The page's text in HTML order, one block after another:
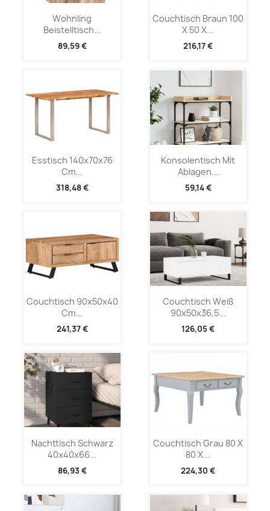
Wohnling
Beistelltisch...
89,59 €
Couchtisch Braun 100
X 50 X...
216,17 €
Esstisch 140x70x76
Cm...
318,48 €
Konsolentisch Mit
Ablagen...
59,14 €
Couchtisch 90x50x40
Cm...
241,37 €
Couchtisch Weiß
90x50x36,5...
126,05 €
Nachttisch Schwarz
40x40x66...
86,93 €
Couchtisch Grau 80 X
80 X...
224,30 €